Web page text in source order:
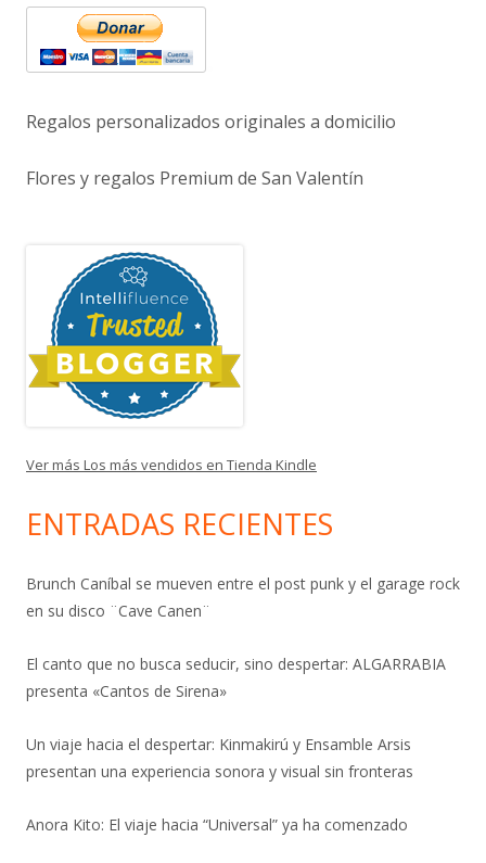
Regalos personalizados originales a domicilio
Flores y regalos Premium de San Valentín
Ver más Los más vendidos en Tienda Kindle
ENTRADAS RECIENTES
Brunch Caníbal se mueven entre el post punk y el garage rock
en su disco ¨Cave Canen¨
El canto que no busca seducir, sino despertar: ALGARRABIA
presenta «Cantos de Sirena»
Un viaje hacia el despertar: Kinmakirú y Ensamble Arsis
presentan una experiencia sonora y visual sin fronteras
Anora Kito: El viaje hacia “Universal” ya ha comenzado